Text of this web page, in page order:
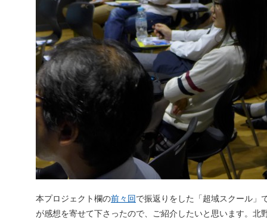
本プロジェクト欄の前々回で振返りをした「超域スクール」
が感想を寄せて下さったので、ご紹介したいと思います。北